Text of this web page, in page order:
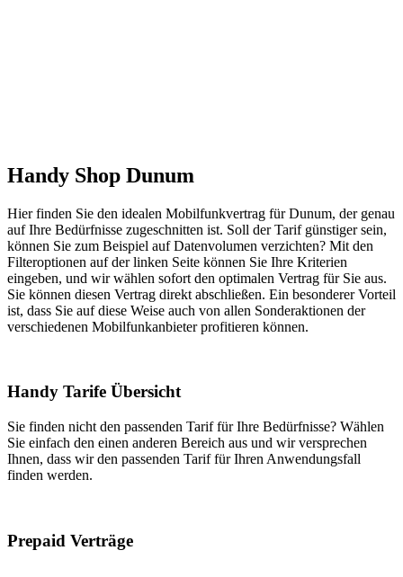
Handy Shop Dunum
Hier finden Sie den idealen Mobilfunkvertrag für Dunum, der genau
auf Ihre Bedürfnisse zugeschnitten ist. Soll der Tarif günstiger sein,
können Sie zum Beispiel auf Datenvolumen verzichten? Mit den
Filteroptionen auf der linken Seite können Sie Ihre Kriterien
eingeben, und wir wählen sofort den optimalen Vertrag für Sie aus.
Sie können diesen Vertrag direkt abschließen. Ein besonderer Vorteil
ist, dass Sie auf diese Weise auch von allen Sonderaktionen der
verschiedenen Mobilfunkanbieter profitieren können.
Handy Tarife Übersicht
Sie finden nicht den passenden Tarif für Ihre Bedürfnisse? Wählen
Sie einfach den einen anderen Bereich aus und wir versprechen
Ihnen, dass wir den passenden Tarif für Ihren Anwendungsfall
finden werden.
Prepaid Verträge